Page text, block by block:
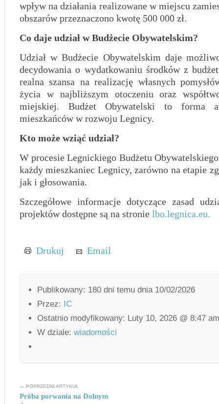
wpływ na działania realizowane w miejscu
obszarów przeznaczono kwotę 500 000 zł.
Co daje udział w Budżecie Obywatelskim?
Udział w Budżecie Obywatelskim daje
decydowania o wydatkowaniu środków z
realna szansa na realizację własnych
życia w najbliższym otoczeniu oraz
miejskiej. Budżet Obywatelski to forma
mieszkańców w rozwoju Legnicy.
Kto może wziąć udział?
W procesie Legnickiego Budżetu
każdy mieszkaniec Legnicy, zarówno na etapie
jak i głosowania.
Szczegółowe informacje dotyczące zasad
projektów dostępne są na stronie lbo.legnica.eu.
Drukuj Email
Publikowany: 180 dni temu dnia 10/02/2026
Przez: IC
Ostatnio modyfikowany: Luty 10, 2026 @ 8:47 am
W dziale: wiadomości
← POPRZEDNI ARTYKUŁ
Próba porwania na Dolnym